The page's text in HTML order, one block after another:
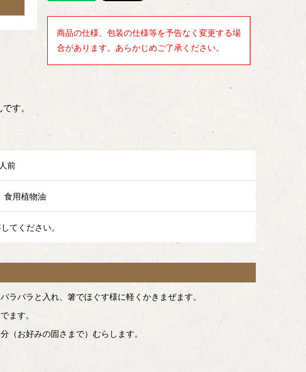
商品の仕様、包装の仕様等を予告なく変更する場
合があります。あらかじめご了承ください。
す。
前
食用植物油
てください。
バラと入れ、箸でほぐす様に軽くかきまぜます。
ます。
お好みの固さまで）むらします。